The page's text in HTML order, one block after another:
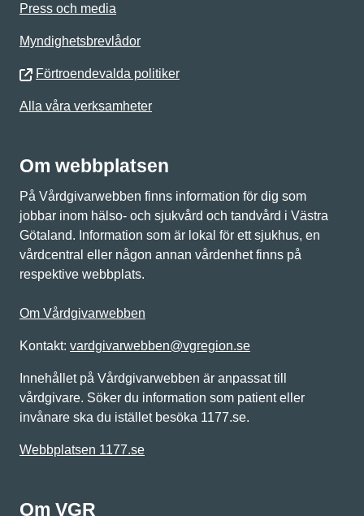
Press och media
Myndighetsbrevlådor
Förtroendevalda politiker
Alla våra verksamheter
Om webbplatsen
På Vårdgivarwebben finns information för dig som
jobbar inom hälso- och sjukvård och tandvård i Västra
Götaland. Information som är lokal för ett sjukhus, en
vårdcentral eller någon annan vårdenhet finns på
respektive webbplats.
Om Vårdgivarwebben
Kontakt: vardgivarwebben@vgregion.se
Innehållet på Vårdgivarwebben är anpassat till
vårdgivare. Söker du information som patient eller
invånare ska du istället besöka 1177.se.
Webbplatsen 1177.se
Om VGR